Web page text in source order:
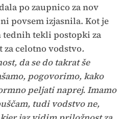
po zaupnico za nov
povsem izjasnila. Kot je
tekli postopki za
celotno vodstvo.
da se do takrat še
pogovorimo, kako
peljati naprej. Imamo
tudi vodstvo ne,